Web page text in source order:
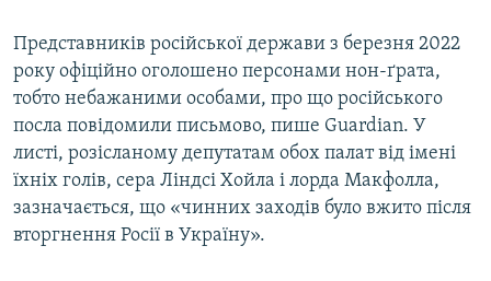
Представників російської держави з березня 2022
року офіційно оголошено персонами нон-ґрата,
тобто небажаними особами, про що російського
посла повідомили письмово, пише Guardian. У
листі, розісланому депутатам обох палат від імені
їхніх голів, сера Ліндсі Хойла і лорда Макфолла,
зазначається, що «чинних заходів було вжито після
вторгнення Росії в Україну».